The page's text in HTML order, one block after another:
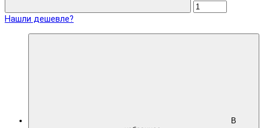
Нашли дешевле?
В